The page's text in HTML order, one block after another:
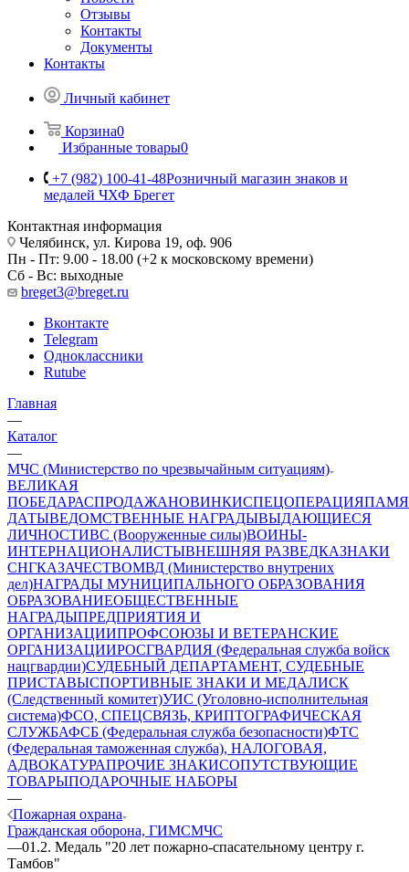
Отзывы
Контакты
Документы
Контакты
Личный кабинет
Корзина0
Избранные товары0
+7 (982) 100-41-48Розничный магазин знаков и
медалей ЧХФ Брегет
Контактная информация
Челябинск, ул. Кирова 19, оф. 906
Пн - Пт: 9.00 - 18.00 (+2 к московскому времени)
Сб - Вс: выходные
breget3@breget.ru
Вконтакте
Telegram
Одноклассники
Rutube
Главная
—
Каталог
—
МЧС (Министерство по чрезвычайным ситуациям)
ВЕЛИКАЯ
ПОБЕДАРАСПРОДАЖАНОВИНКИСПЕЦОПЕРАЦИЯ
ДАТЫВЕДОМСТВЕННЫЕ НАГРАДЫВЫДАЮЩИЕСЯ
ЛИЧНОСТИВС (Вооруженные силы)ВОИНЫ-
ИНТЕРНАЦИОНАЛИСТЫВНЕШНЯЯ РАЗВЕДКАЗНАКИ
СНГКАЗАЧЕСТВОМВД (Министерство внутрених
дел)НАГРАДЫ МУНИЦИПАЛЬНОГО ОБРАЗОВАНИЯ
ОБРАЗОВАНИЕОБЩЕСТВЕННЫЕ
НАГРАДЫПРЕДПРИЯТИЯ И
ОРГАНИЗАЦИИПРОФСОЮЗЫ И ВЕТЕРАНСКИЕ
ОРГАНИЗАЦИИРОСГВАРДИЯ (Федеральная служба войск
нацгвардии)СУДЕБНЫЙ ДЕПАРТАМЕНТ, СУДЕБНЫЕ
ПРИСТАВЫСПОРТИВНЫЕ ЗНАКИ И МЕДАЛИСК
(Следственный комитет)УИС (Уголовно-исполнительная
система)ФСО, СПЕЦСВЯЗЬ, КРИПТОГРАФИЧЕСКАЯ
СЛУЖБАФСБ (Федеральная служба безопасности)ФТС
(Федеральная таможенная служба), НАЛОГОВАЯ,
АДВОКАТУРАПРОЧИЕ ЗНАКИСОПУТСТВУЮЩИЕ
ТОВАРЫПОДАРОЧНЫЕ НАБОРЫ
—
Пожарная охрана
Гражданская оборона, ГИМСМЧС
—01.2. Медаль "20 лет пожарно-спасательному центру г.
Тамбов"